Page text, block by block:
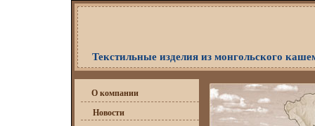
Текстильные изделия из монгольского
О компании
Новости